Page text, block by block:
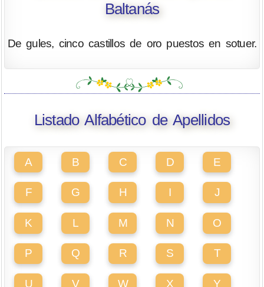
Baltanás
De gules, cinco castillos de oro puestos en sotuer.
Listado Alfabético de Apellidos
A B C D E
F G H I J
K L M N O
P Q R S T
U V W X Y